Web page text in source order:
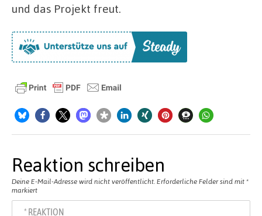
und das Projekt freut.
Reaktion schreiben
Deine E-Mail-Adresse wird nicht veröffentlicht. Erforderliche Felder sind mit *
markiert